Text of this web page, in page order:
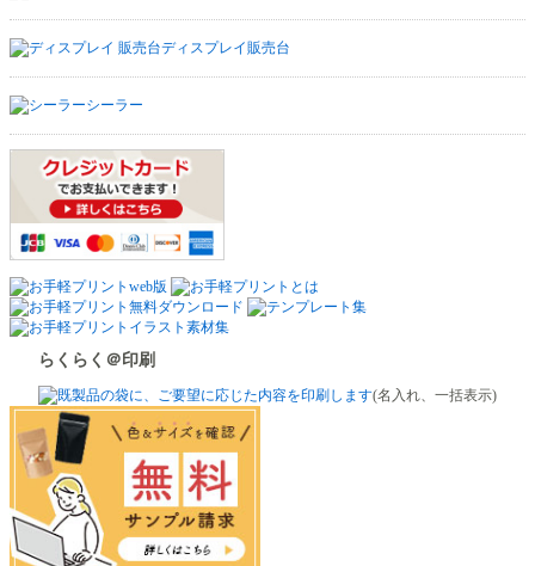
ディスプレイ販売台
シーラー
らくらく＠印刷
(名入れ、一括表示)